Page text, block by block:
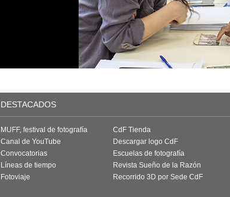
DESTACADOS
MUFF, festival de fotografía
Canal de YouTube
Convocatorias
Líneas de tiempo
Fotoviaje
CdF Tienda
Descargar logo CdF
Escuelas de fotografía
Revista Sueño de la Razón
Recorrido 3D por Sede CdF